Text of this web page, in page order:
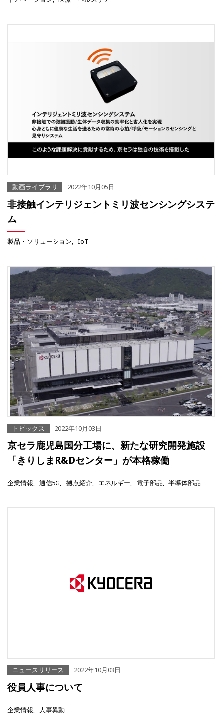
動画ライブラリ 2022年10月05日
非接触インテリジェントミリ波センシングシステ
ム
製品・ソリューション IoT
トピックス 2022年10月03日
京セラ鹿児島国分工場に、新たな研究開発施設
「きりしまR&Dセンター」が本格稼働
企業情報 通信5G 拠点紹介 エネルギー 電子部品 半導体部品
ニュースリリース 2022年10月03日
役員人事について
企業情報 人事異動